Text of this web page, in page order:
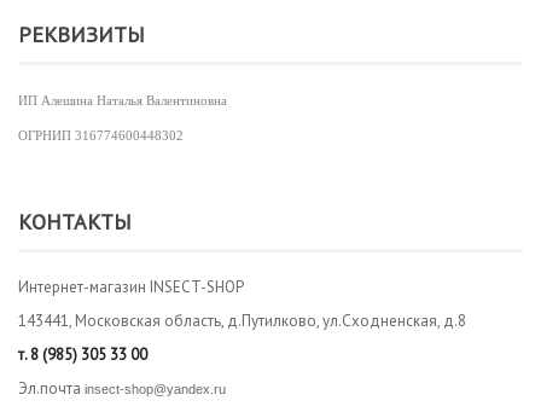
РЕКВИЗИТЫ
ИП Алешина Наталья Валентиновна
ОГРНИП 316774600448302
КОНТАКТЫ
Интернет-магазин INSECT-SHOP
143441, Московская область, д.Путилково, ул.Сходненская, д.8
т.8 (985) 305 33 00
Эл.почта insect-shop@yandex.ru